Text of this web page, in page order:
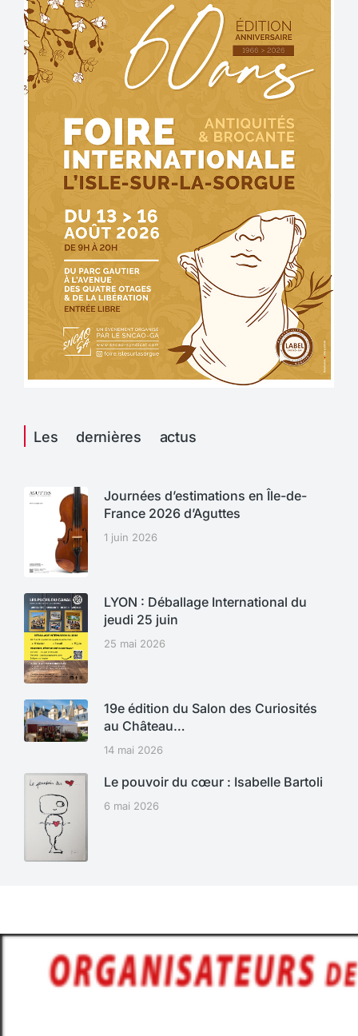
Les dernières actus
Journées d’estimations en Île-de-
France 2026 d’Aguttes
1 juin 2026
LYON : Déballage International du
jeudi 25 juin
25 mai 2026
19e édition du Salon des Curiosités
au Château…
14 mai 2026
Le pouvoir du cœur : Isabelle Bartoli
6 mai 2026